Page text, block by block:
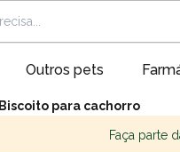
Outros pets
Faça parte
Biscoito para cachorro